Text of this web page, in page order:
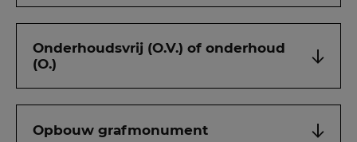
Onderhoudsvrij (O.V.) of onderhoud
(O.)
Opbouw grafmonument